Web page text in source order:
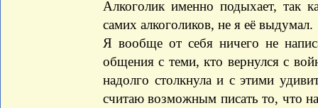
Алкоголик именно подыхает, так
самих алкоголиков, не я её выдумал.
Я вообще от себя ничего не
общения с теми, кто вернулся с
надолго столкнула и с этими
считаю возможным писать то, что